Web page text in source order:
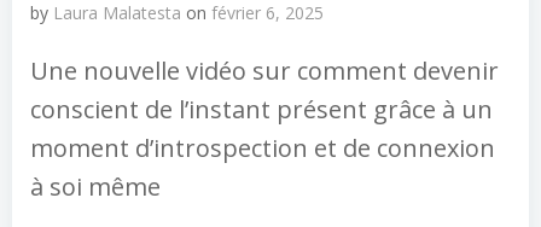
by Laura Malatesta on février 6, 2025
Une nouvelle vidéo sur comment devenir
conscient de l’instant présent grâce à un
moment d’introspection et de connexion
à soi même